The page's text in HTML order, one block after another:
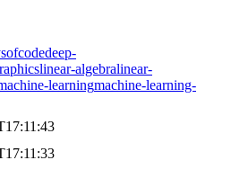
deep-
linear-algebralinear-
learningmachine-learning-